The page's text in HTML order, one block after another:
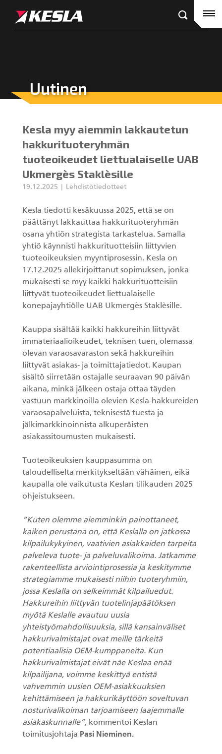
Etusivu
Puutavaranosturit
Kahmarit III
Kahmarit II
Metsäkonenosturit
Kuormaimet
Sykeprosessori
Kahmarit I
KESLA-jälleenmyyjät
Ura Keslalla
Sijoittajille
Tehtaan yhteystiedot
KESLA Defence
FI
Uutinen
Kesla myy aiemmin lakkautetun
hakkurituoteryhmän
tuoteoikeudet liettualaiselle UAB
Ukmergès Staklèsille
19.12.2025 Lehdistötiedotteet
Kesla tiedotti kesäkuussa 2025, että se on
päättänyt lakkauttaa hakkurituoteryhmän
osana yhtiön strategista tarkastelua. Samalla
yhtiö käynnisti hakkurituotteisiin liittyvien
tuoteoikeuksien myyntiprosessin. Kesla on
17.12.2025 allekirjoittanut sopimuksen, jonka
mukaisesti se myy kaikki hakkurituotteisiin
liittyvät tuoteoikeudet liettualaiselle
konepajayhtiölle UAB Ukmergès Staklèsille.
Kauppa sisältää kaikki hakkureihin liittyvät
immateriaalioikeudet, teknisen tuen, olemassa
olevan varaosavaraston sekä hakkureihin
liittyvät asiakas- ja toimittajatiedot. Kaupan
sisältö siirretään ostajalle seuraavan 90 päivän
aikana, minkä jälkeen ostaja ottaa täyden
vastuun markkinoilla olevien Kesla-hakkureiden
varaosapalveluista, teknisestä tuesta ja
jälkimarkkinoinnista alkuperäisten
asiakassitoumusten mukaisesti.
Tuoteoikeuksien kauppasumma on
taloudelliselta merkitykseltään vähäinen, eikä
kaupalla ole vaikutusta Keslan tilikauden 2025
ohjeistukseen.
”Kuten olemme aiemminkin painottaneet,
kaiken perustana on, että Keslalla on jatkossa
kilpailukykyinen, vaativien asiakkaiden tarpeita
palveleva tuote- ja palveluvalikoima. Jatkamme
rakenteellista arviointiprosessia ja keskitymme
strategiamme mukaisesti niihin tuoteryhmiin,
jossa Keslalla on selkeimmät kilpailuedut.
Hakkureihin liittyvän tuotelinjapäätöksen
myötä Keslalle avautuu uusia
yhteistyömahdollisuuksia, sillä kansainväliset
hakkurivalmistajat ovat meille tärkeitä
potentiaalisia OEM-kumppaneita. Kun
hakkurivalmistajat eivät näe Keslaa enää
kilpailijana, voimme keskittyä entistä
vahvemmin uusien OEM-asiakkuuksien
kehittämiseen ja hakkurikäyttöön soveltuvan
nosturivalikoiman tarjoamiseen laajemmalle
asiakaskunnalle”, kommentoi Keslan
toimitusjohtaja Pasi Nieminen.